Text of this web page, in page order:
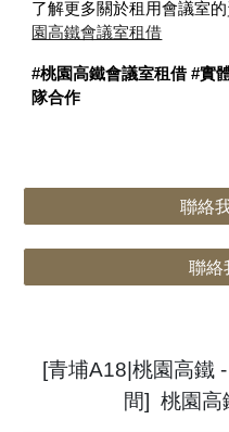
了解更多關於租用會議室
園高鐵會議室租借
#桃園高鐵會議室租借 #實
隊合作
聯絡
聯絡
[青埔A18|桃園高鐵
間] 桃園高